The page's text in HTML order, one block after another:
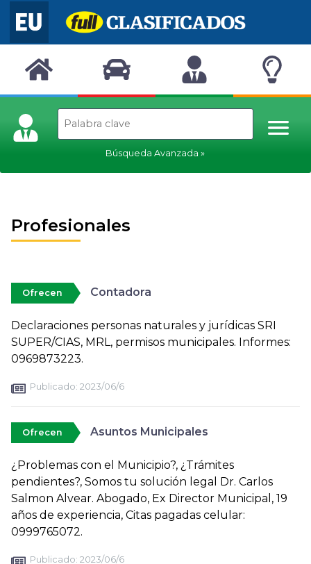
Búsqueda Avanzada
Profesionales
Ofrecen Contadora
Declaraciones personas naturales y jurídicas SRI
SUPER/CIAS, MRL, permisos municipales. Informes:
0969873223.
Publicado: 2023/06/6
Ofrecen Asuntos Municipales
¿Problemas con el Municipio?, ¿Trámites
pendientes?, Somos tu solución legal Dr. Carlos
Salmon Alvear. Abogado, Ex Director Municipal, 19
años de experiencia, Citas pagadas celular:
0999765072.
Publicado: 2023/06/6